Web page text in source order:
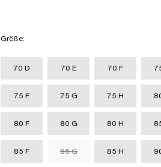
Größe:
70 D 70 E 70 F
75 F 75 G 75 H
80 F 80 G 80 H
85 F 85 G 85 H